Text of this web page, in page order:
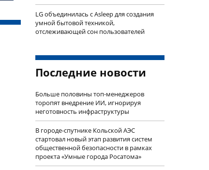
LG объединилась с Asleep для создания
умной бытовой техникой,
отслеживающей сон пользователей
Последние новости
Больше половины топ-менеджеров
торопят внедрение ИИ, игнорируя
неготовность инфраструктуры
В городе-спутнике Кольской АЭС
стартовал новый этап развития систем
общественной безопасности в рамках
проекта «Умные города Росатома»